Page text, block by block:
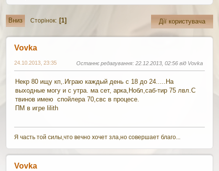
Вниз Сторінок 1 Дії користувача
Vovka
24.10.2013, 23:35 Останнє редагування: 22.12.2013, 02:56 від Vovka
Некр 80 ищу кп,.Играю каждый день с 18 до 24.....На
выходные могу и с утра. ма сет, арка,Нобл,саб-тир 75 лвл.С
твинов имею спойлера 70,свс в процесе.
ПМ в игре lilith
Я часть той силы,что вечно хочет зла,но совершает благо...
Vovka